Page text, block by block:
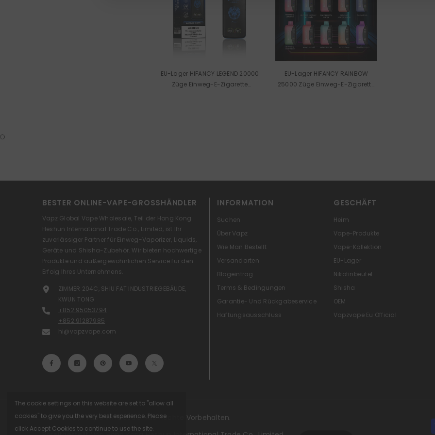
EU-Lager HIFANCY LEGEND 20000
Züge Einweg-E-Zigarette
EU-Lager HIFANCY RAINBOW
25000 Züge Einweg-E-Zigarette
BESTER ONLINE-VAPE-GROSSHÄNDLER
Vapz Global Vape Wholesale, Teil der Hong Kong
Heshun International Trade Co., Limited, ist Ihr
zuverlässiger Partner für Einweg-Vaporizer, Liquids,
Geräte und Shisha-Zubehör. Wir bieten hochwertige
Produkte und außergewöhnlichen Service für den
Erfolg Ihres Unternehmens.
ZIMMER 204C, SHIU FAT INDUSTRIEGEBÄUDE,
KWUN TONG
+852 95053794
+852 91287985
hi@vapzvape.com
INFORMATION
Suchen
Über Vapz
Wie Man Bestellt
Versandarten
Blogeintrag
Terms & Bedingungen
Garantie- Und Rückgabeservice
Haftungsausschluss
GESCHÄFT
Heim
Vape-Produkte
Vape-Kollektion
EU-Lager
Nikotinbeutel
Shisha
OEM
Vapzvape Eu Official
VAPZ Global Vape Wholesale. Alle Rechte Vorbehalten.
The cookie settings on this website are set to "allow all
cookies" to give you the very best experience. Please
click Accept Cookies to continue to use the site.